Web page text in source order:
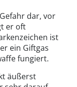
dar, vor
er oft
ist
ein Giftgas
fungiert.
äußerst